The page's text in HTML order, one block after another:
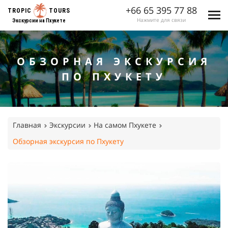
TROPIC TOURS
Экскурсии на Пхукете
+66 65 395 77 88
Нажмите для связи
ОБЗОРНАЯ ЭКСКУРСИЯ
ПО ПХУКЕТУ
Главная Экскурсии
На самом Пхукете
Обзорная экскурсия по Пхукету